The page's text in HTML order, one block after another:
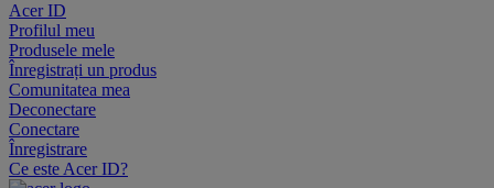
Acer ID
Profilul meu
Produsele mele
Înregistrați un produs
Comunitatea mea
Deconectare
Conectare
Înregistrare
Ce este Acer ID?